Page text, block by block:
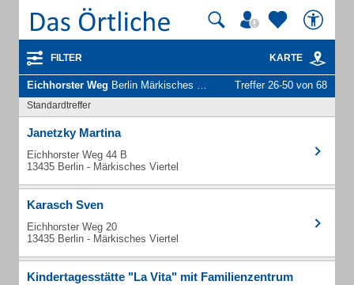
FILTER KARTE
Eichhorster Weg Berlin Märkisches Viertel - Unternehmen und Personen Treffer 26-50 von 68
Standardtreffer
Janetzky Martina
Eichhorster Weg 44 B
13435 Berlin - Märkisches Viertel
Karasch Sven
Eichhorster Weg 20
13435 Berlin - Märkisches Viertel
Kindertagesstätte "La Vita" mit Familienzentrum